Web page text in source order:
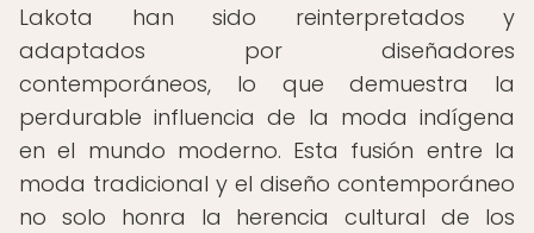
Lakota han sido reinterpretados y
adaptados por diseñadores
contemporáneos, lo que demuestra la
perdurable influencia de la moda indígena
en el mundo moderno. Esta fusión entre la
moda tradicional y el diseño contemporáneo
no solo honra la herencia cultural de los